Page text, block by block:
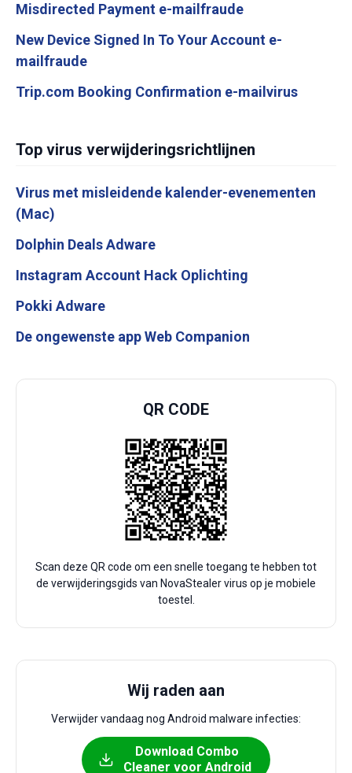
Misdirected Payment e-mailfraude
New Device Signed In To Your Account e-
mailfraude
Trip.com Booking Confirmation e-mailvirus
Top virus verwijderingsrichtlijnen
Virus met misleidende kalender-evenementen
(Mac)
Dolphin Deals Adware
Instagram Account Hack Oplichting
Pokki Adware
De ongewenste app Web Companion
QR CODE
Scan deze QR code om een snelle toegang te hebben tot
de verwijderingsgids van NovaStealer virus op je mobiele
toestel.
Wij raden aan
Verwijder vandaag nog Android malware infecties:
Download Combo
Cleaner voor Android